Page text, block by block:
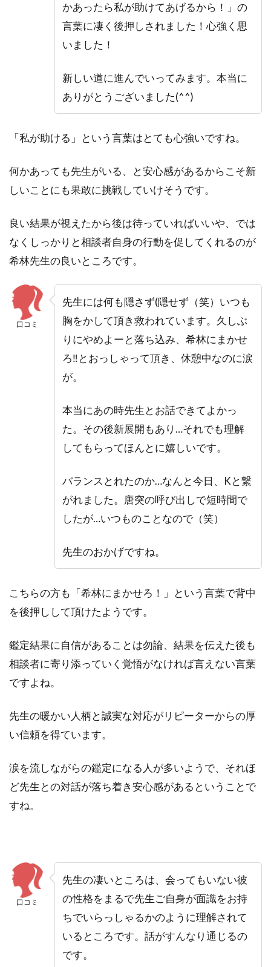
かあったら私が助けてあげるから！」の
言葉に凄く後押しされました！心強く思
いました！
新しい道に進んでいってみます。本当に
ありがとうございました(^^)
「私が助ける」という言葉はとても心強いですね。
何かあっても先生がいる、と安心感があるからこそ新
しいことにも果敢に挑戦していけそうです。
良い結果が視えたから後は待っていればいいや、では
なくしっかりと相談者自身の行動を促してくれるのが
希林先生の良いところです。
口コミ
先生には何も隠さず(隠せず（笑） いつも
胸をかして頂き救われています。 久しぶ
りにやめよーと落ち込み、希林にまかせ
ろ‼︎とおっしゃって頂き、休憩中なのに涙
が。
本当にあの時先生とお話できてよかっ
た。その後新展開もあり…それでも理解
してもらってほんとに嬉しいです。
バランスとれたのか…なんと今日、Kと繋
がれました。唐突の呼び出しで短時間で
したが…いつものことなので（笑）
先生のおかげですね。
こちらの方も「希林にまかせろ！」という言葉で背中
を後押しして頂けたようです。
鑑定結果に自信があることは勿論、結果を伝えた後も
相談者に寄り添っていく覚悟がなければ言えない言葉
ですよね。
先生の暖かい人柄と誠実な対応がリピーターからの厚
い信頼を得ています。
涙を流しながらの鑑定になる人が多いようで、それほ
ど先生との対話が落ち着き安心感があるということで
すね。
口コミ
先生の凄いところは、会ってもいない彼
の性格をまるで先生ご自身が面識をお持
ちでいらっしゃるかのように理解されて
いるところです。 話がすんなり通じるの
です。